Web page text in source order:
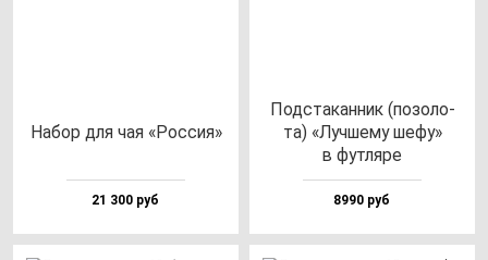
Набор для чая «Рос­сия»
21 300 руб
Под­ста­кан­ник (по­зо­ло­
та) «Луч­ше­му ше­фу»
в фут­ля­ре
8990 руб